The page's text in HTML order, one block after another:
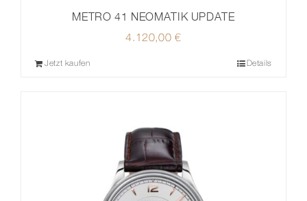
METRO 41 NEOMATIK UPDATE
4.120,00€
Jetzt kaufen Details